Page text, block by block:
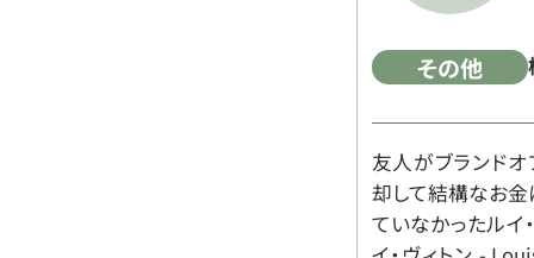
その他
友人がブランド
却して結構なお金
ていなかったルイ